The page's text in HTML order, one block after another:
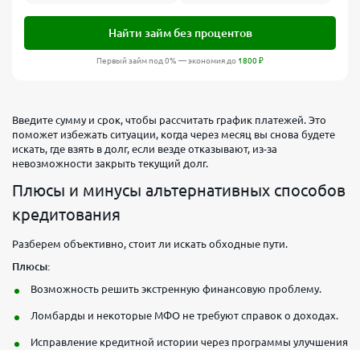
Найти займ без процентов
Первый займ под 0% — экономия до 1800₽
Введите сумму и срок, чтобы рассчитать график платежей. Это
поможет избежать ситуации, когда через месяц вы снова будете
искать, где взять в долг, если везде отказывают, из-за
невозможности закрыть текущий долг.
Плюсы и минусы альтернативных способов
кредитования
Разберем объективно, стоит ли искать обходные пути.
Плюсы:
Возможность решить экстренную финансовую проблему.
Ломбарды и некоторые МФО не требуют справок о доходах.
Исправление кредитной истории через программы улучшения